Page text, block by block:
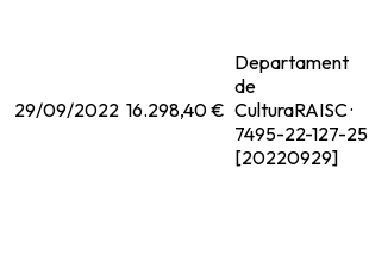
29/09/2022 16.298,40 €
Departament
de
CulturaRAISC ·
7495-22-127-25
[20220929]